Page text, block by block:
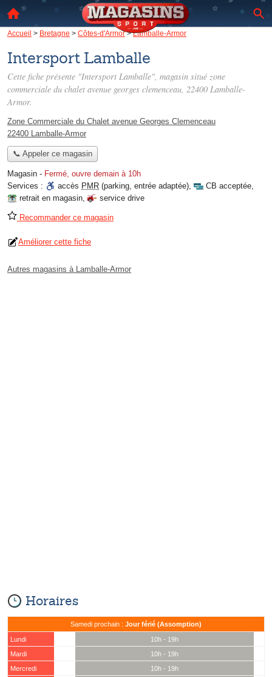
Accueil > Bretagne > Côtes-d'Armor>Lamballe-Armor
Intersport Lamballe
Cette fiche présente "Intersport Lamballe", magasin situé zone
commerciale du chalet avenue georges clemenceau, 22400 Lamballe-
Armor.
Zone Commerciale du Chalet avenue Georges Clemenceau
22400 Lamballe-Armor
📞 Appeler ce magasin
Magasin - Fermé, ouvre demain à 10h
Services :
accès PMR (parking, entrée adaptée), CB acceptée,
retrait en magasin, service drive
Recommander ce magasin
Améliorer cette fiche
Autres magasins à Lamballe-Armor
Horaires
Samedi prochain : Jour férié (Assomption)
Lundi
10h - 19h
Mardi
10h - 19h
Mercredi
10h - 19h